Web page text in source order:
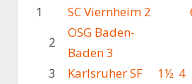
1
SC Viernheim 2
2
OSG Baden-
Baden 3
3
Karlsruher SF 1½ 4